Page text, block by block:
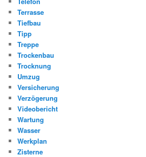
Terrasse
Tiefbau
Tipp
Treppe
Trockenbau
Trocknung
Umzug
Versicherung
Verzögerung
Videobericht
Wartung
Wasser
Werkplan
Zisterne